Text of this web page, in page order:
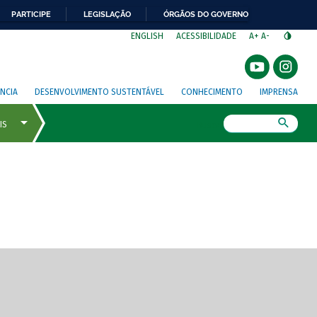
PARTICIPE LEGISLAÇÃO ÓRGÃOS DO GOVERNO
ENGLISH ACESSIBILIDADE A+ A-
DESENVOLVIMENTO SUSTENTÁVEL CONHECIMENTO IMPRENSA
de tela